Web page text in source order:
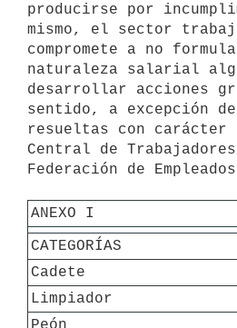
producirse por
mismo, el sector
compromete a no
naturaleza salarial
desarrollar acciones
sentido, a excepción
resueltas con carácter
Central de
Federación de
ANEXO I
CATEGORÍAS
Cadete
Limpiador